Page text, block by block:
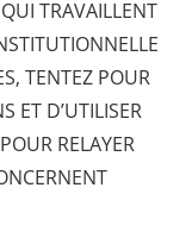
TRAVAILLENT
TENTEZ POUR
ET D’UTILISER
RELAYER